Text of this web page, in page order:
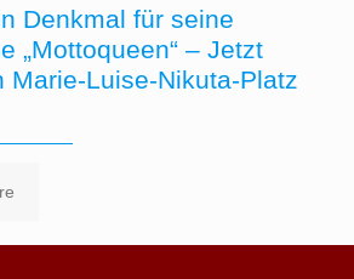
Denkmal für seine
„Mottoqueen“ – Jetzt
Marie-Luise-Nikuta-Platz